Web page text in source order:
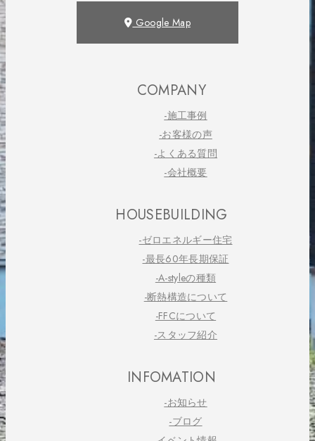
Google Map
COMPANY
-施工事例
-お客様の声
-よくある質問
-会社概要
HOUSEBUILDING
-ゼロエネルギー住宅
-最長60年長期保証
-A-styleの種類
-断熱構造について
-FFCについて
-スタッフ紹介
INFOMATION
-お知らせ
-ブログ